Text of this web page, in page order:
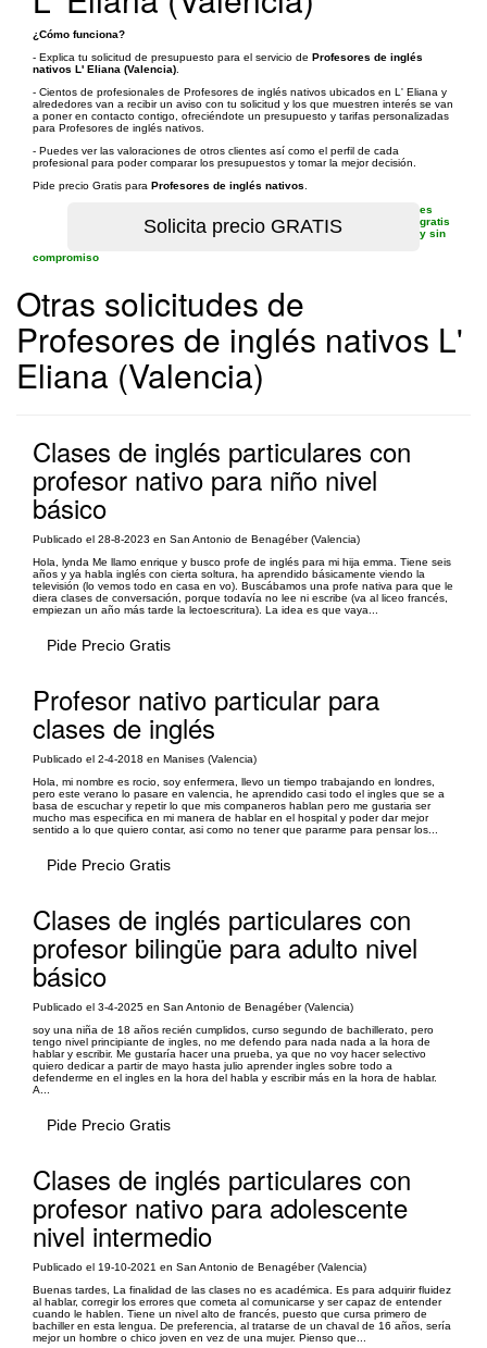
¿Cómo funciona?
- Explica tu solicitud de presupuesto para el servicio de Profesores de inglés
nativos L' Eliana (Valencia)
- Cientos de profesionales de Profesores de inglés nativos ubicados en L' Eliana y
alrededores van a recibir un aviso con tu solicitud y los que muestren interés se van
a poner en contacto contigo, ofreciéndote un presupuesto y tarifas personalizadas
para Profesores de inglés nativos.
- Puedes ver las valoraciones de otros clientes así como el perfil de cada
profesional para poder comparar los presupuestos y tomar la mejor decisión.
Pide precio Gratis para Profesores de inglés nativos
es
gratis
y sin
compromiso
Otras solicitudes de
Profesores de inglés nativos L'
Eliana (Valencia)
Clases de inglés particulares con
profesor nativo para niño nivel
básico
Publicado el 28-8-2023 en San Antonio de Benagéber (Valencia)
Hola, lynda Me llamo enrique y busco profe de inglés para mi hija emma. Tiene seis
años y ya habla inglés con cierta soltura, ha aprendido básicamente viendo la
televisión (lo vemos todo en casa en vo). Buscábamos una profe nativa para que le
diera clases de conversación, porque todavía no lee ni escribe (va al liceo francés,
empiezan un año más tarde la lectoescritura). La idea es que vaya...
Pide Precio Gratis
Profesor nativo particular para
clases de inglés
Publicado el 2-4-2018 en Manises (Valencia)
Hola, mi nombre es rocio, soy enfermera, llevo un tiempo trabajando en londres,
pero este verano lo pasare en valencia, he aprendido casi todo el ingles que se a
basa de escuchar y repetir lo que mis companeros hablan pero me gustaria ser
mucho mas especifica en mi manera de hablar en el hospital y poder dar mejor
sentido a lo que quiero contar, asi como no tener que pararme para pensar los...
Pide Precio Gratis
Clases de inglés particulares con
profesor bilingüe para adulto nivel
básico
Publicado el 3-4-2025 en San Antonio de Benagéber (Valencia)
soy una niña de 18 años recién cumplidos, curso segundo de bachillerato, pero
tengo nivel principiante de ingles, no me defendo para nada nada a la hora de
hablar y escribir. Me gustaría hacer una prueba, ya que no voy hacer selectivo
quiero dedicar a partir de mayo hasta julio aprender ingles sobre todo a
defenderme en el ingles en la hora del habla y escribir más en la hora de hablar.
A...
Pide Precio Gratis
Clases de inglés particulares con
profesor nativo para adolescente
nivel intermedio
Publicado el 19-10-2021 en San Antonio de Benagéber (Valencia)
Buenas tardes, La finalidad de las clases no es académica. Es para adquirir fluidez
al hablar, corregir los errores que cometa al comunicarse y ser capaz de entender
cuando le hablen. Tiene un nivel alto de francés, puesto que cursa primero de
bachiller en esta lengua. De preferencia, al tratarse de un chaval de 16 años, sería
mejor un hombre o chico joven en vez de una mujer. Pienso que...